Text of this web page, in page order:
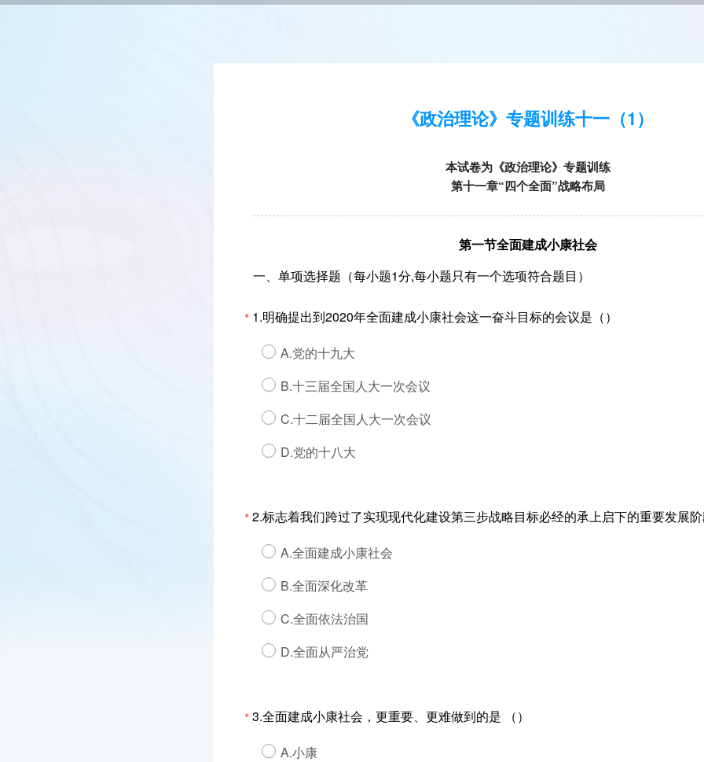
《政治理论》专题训练十一（1）
本试卷为《政治理论》专题训练
第十一章“四个全面”战略布局
第一节全面建成小康社会
一、单项选择题（每小题1分,每小题只有一个选项符合题目）
* 1.明确提出到2020年全面建成小康社会这一奋斗目标的会议是（）
A.党的十九大
B.十三届全国人大一次会议
C.十二届全国人大一次会议
D.党的十八大
*2.标志着我们跨过了实现现代化建设第三步战略目标必经的承上启下的重要发展
A.全面建成小康社会
B.全面深化改革
C.全面依法治国
D.全面从严治党
*3.全面建成小康社会，更重要、更难做到的是 （）
A.小康